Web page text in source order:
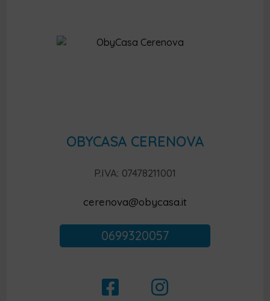
OBYCASA CERENOVA
P.IVA: 07478211001
cerenova@obycasa.it
0699320057